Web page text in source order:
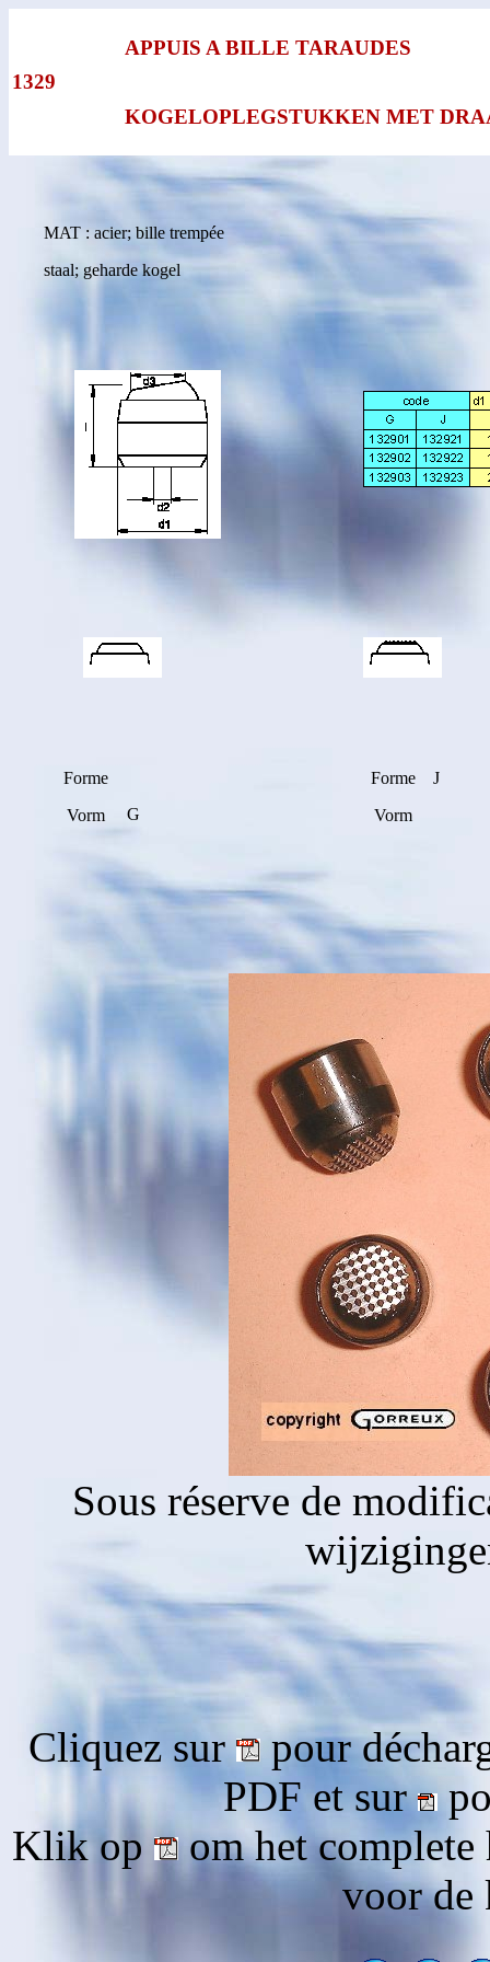
1329
APPUIS A BILLE TARAUDES
KOGELOPLEGSTUKKEN MET
MAT : acier; bille trempée
staal; geharde kogel
Forme
Vorm
Forme
Vorm
J
G
Sous réserve de
Cliquez sur pour
PDF et sur
Klik op
om het complete
voor de